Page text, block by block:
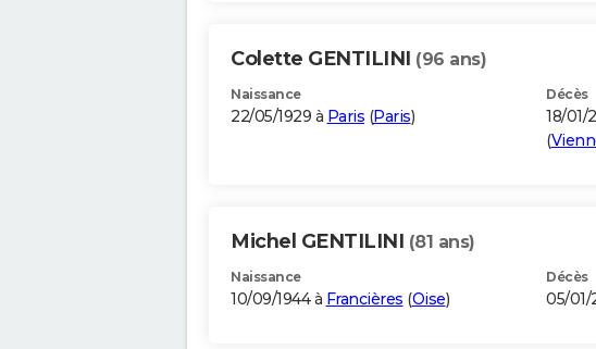
Colette GENTILINI (96 ans)
Naissance
22/05/1929 à Paris (Paris)
Décès
18/01/
(
Michel GENTILINI (81 ans)
Naissance
10/09/1944 à Francières (Oise)
Décès
05/01/